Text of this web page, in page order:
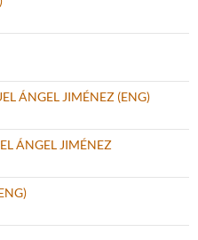
ÁNGEL JIMÉNEZ (ENG)
ÁNGEL JIMÉNEZ